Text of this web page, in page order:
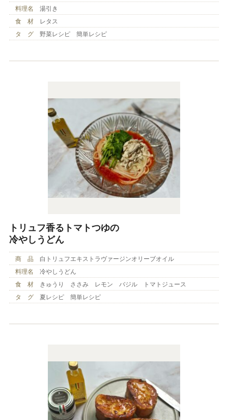
料理名
湯引き
食 材
レタス
タ グ
野菜レシピ 簡単レシピ
トリュフ香るトマトつゆの
冷やしうどん
商 品
白トリュフエキストラヴァージンオリーブオイル
料理名
冷やしうどん
食 材
きゅうり ささみ レモン バジル トマトジュース
タ グ
夏レシピ 簡単レシピ